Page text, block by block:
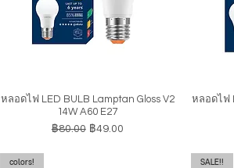
ดูข้อมูลด่วน
หลอดไฟ LED BULB Lamptan Gloss V2
14W A60 E27
ราคาปกติ
฿80.00 ราคาขายลด
฿49.00
หลอดไฟ
colors! SALE!!